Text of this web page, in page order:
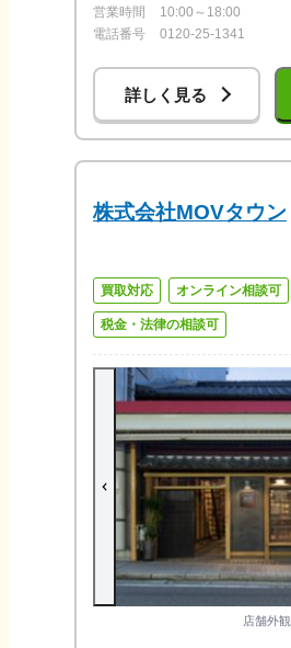
営業時間
10:00～18:00
電話番号
0120-25-1341
詳しく見る
株式会社MOVタウン
買取対応 オンライン相談可
税金・法律の相談可
店舗外観